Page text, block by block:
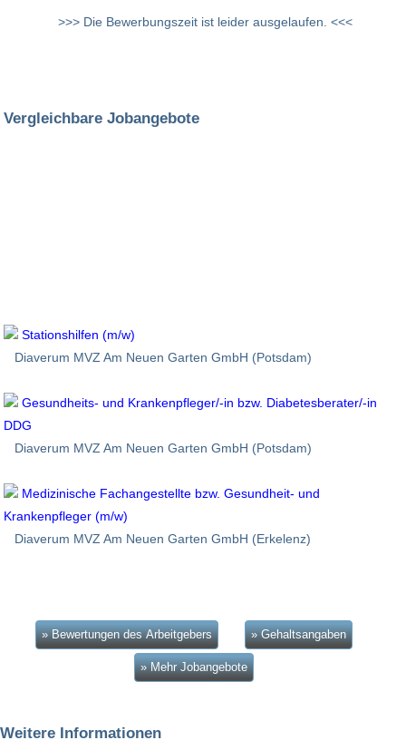
>>> Die Bewerbungszeit ist leider ausgelaufen. <<<
Vergleichbare Jobangebote
Stationshilfen (m/w)
Diaverum MVZ Am Neuen Garten GmbH (Potsdam)
Gesundheits- und Krankenpfleger/-in bzw. Diabetesberater/-in
DDG
Diaverum MVZ Am Neuen Garten GmbH (Potsdam)
Medizinische Fachangestellte bzw. Gesundheit- und
Krankenpfleger (m/w)
Diaverum MVZ Am Neuen Garten GmbH (Erkelenz)
» Bewertungen des Arbeitgebers » Gehaltsangaben
» Mehr Jobangebote
Weitere Informationen